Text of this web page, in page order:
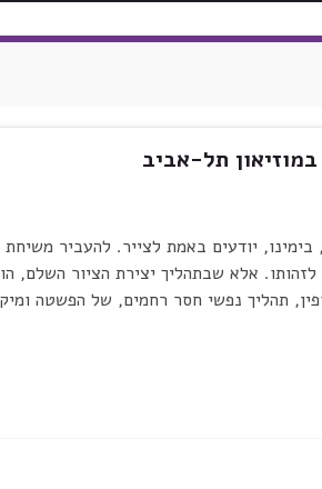
תל-אביב
בימינו, יודעים באמת לצייר. להעביר
אלא שבתהליך יצירת הציור השלם,
תהליך נפשי חסר רחמים, של הפשטה